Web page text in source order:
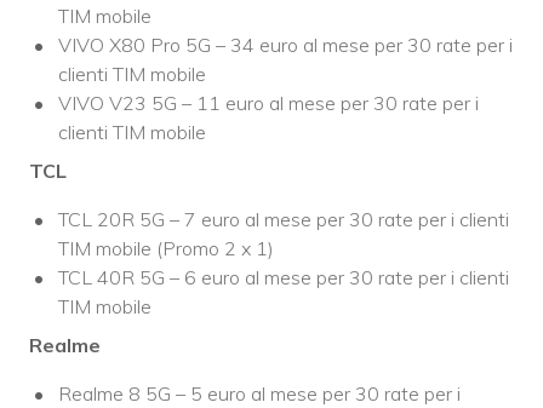
TIM mobile
VIVO X80 Pro 5G – 34 euro al mese per 30 rate per i
clienti TIM mobile
VIVO V23 5G – 11 euro al mese per 30 rate per i
clienti TIM mobile
TCL
TCL 20R 5G – 7 euro al mese per 30 rate per i clienti
TIM mobile (Promo 2 x 1)
TCL 40R 5G – 6 euro al mese per 30 rate per i clienti
TIM mobile
Realme
Realme 8 5G – 5 euro al mese per 30 rate per i